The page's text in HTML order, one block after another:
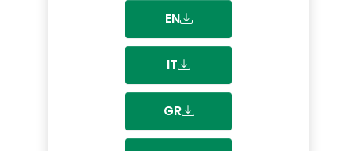
EN
IT
GR